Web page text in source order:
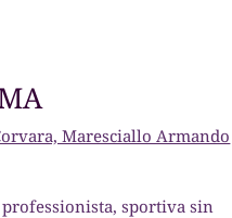
Maresciallo Armando
sportiva sin